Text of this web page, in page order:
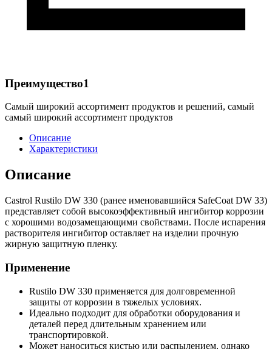
Преимущество1
Самый широкий ассортимент продуктов и решений, самый
самый широкий ассортимент продуктов
Описание
Характеристики
Описание
Castrol Rustilo DW 330 (ранее именовавшийся SafeCoat DW 33)
представляет собой высокоэффективный ингибитор коррозии
с хорошими водозамещающими свойствами. После испарения
растворителя ингибитор оставляет на изделии прочную
жирную защитную пленку.
Применение
Rustilo DW 330 применяется для долговременной
защиты от коррозии в тяжелых условиях.
Идеально подходит для обработки оборудования и
деталей перед длительным хранением или
транспортировкой.
Может наноситься кистью или распылением, однако